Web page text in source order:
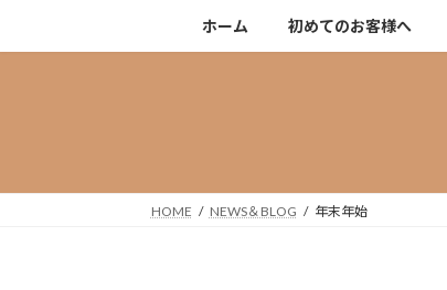
キ
に
ホーム 初めてのお客様へ
HOME NEWS＆BLOG 年末年始